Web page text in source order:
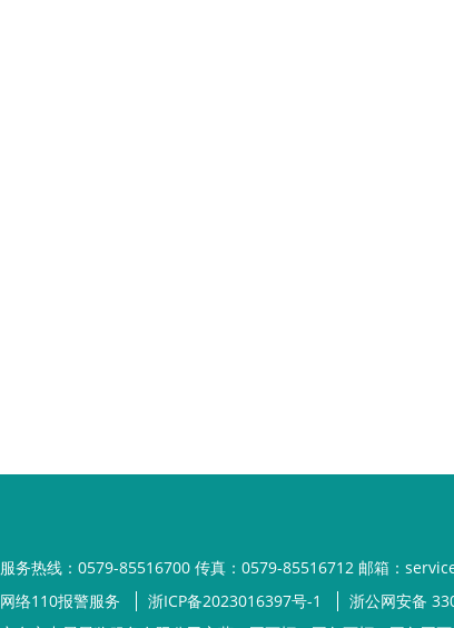
服务热线：0579-85516700 传真：0579-85516712 邮箱：
网络110报警服务
浙ICP备2023016397号-1
浙公网安备